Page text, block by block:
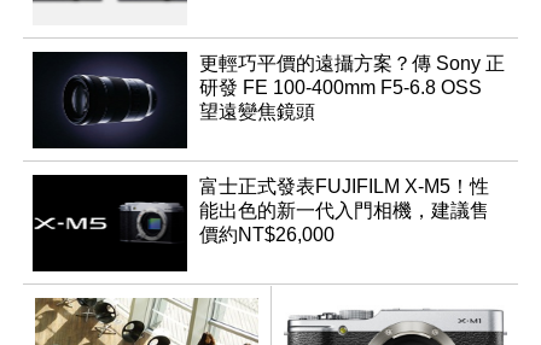
更輕巧平價的遠攝方案？傳 Sony 正
研發 FE 100-400mm F5-6.8 OSS
望遠變焦鏡頭
富士正式發表FUJIFILM X-M5！性
能出色的新一代入門相機，建議售
價約NT$26,000